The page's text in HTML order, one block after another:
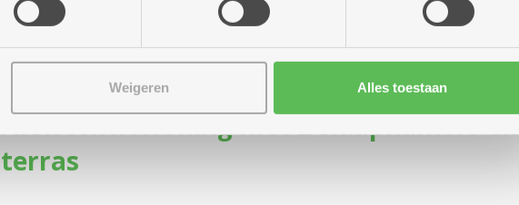
Weigeren Alles toestaan
Assistentiewoning met 2 slaapkamers en
terras